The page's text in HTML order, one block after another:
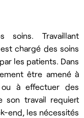
soins. Travaillant
chargé des soins
les patients. Dans
être amené à
à effectuer des
son travail requiert
end, les nécessités